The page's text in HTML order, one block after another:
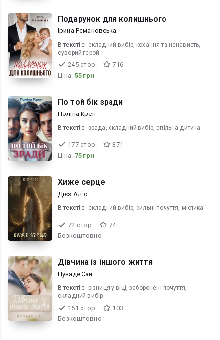
Подарунок для колишнього
Ірина Романовська
В текcті є: складний вибір, кохання та ненависть,
суворий герой
245 стор.
716
Ціна: 55 грн
По той бік зради
Поліна Креп
В текcті є: зрада, складний вибір, спільна дитина
177 стор.
371
Ціна: 75 грн
Хиже серце
Дієз Алго
В текcті є: складний вибір, сильні почуття, містика '
72 стор.
74
Безкоштовно
Дівчина із іншого життя
Цунаде Сан
В текcті є: різниця у віці, заборонені почуття,
складний вибір
151 стор.
103
Безкоштовно